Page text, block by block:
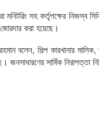
সহ কর্তৃপক্ষের নিজস্ব
করা হয়েছে।
বলেন, শিল্প কারখানার
সার্বিক নিরাপত্তা